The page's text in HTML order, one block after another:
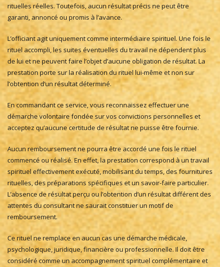
rituelles réelles. Toutefois, aucun résultat précis ne peut être
garanti, annoncé ou promis à l’avance.
L’officiant agit uniquement comme intermédiaire spirituel. Une fois le
rituel accompli, les suites éventuelles du travail ne dépendent plus
de lui et ne peuvent faire l’objet d’aucune obligation de résultat. La
prestation porte sur la réalisation du rituel lui-même et non sur
l’obtention d’un résultat déterminé.
En commandant ce service, vous reconnaissez effectuer une
démarche volontaire fondée sur vos convictions personnelles et
acceptez qu’aucune certitude de résultat ne puisse être fournie.
Aucun remboursement ne pourra être accordé une fois le rituel
commencé ou réalisé. En effet, la prestation correspond à un travail
spirituel effectivement exécuté, mobilisant du temps, des fournitures
rituelles, des préparations spécifiques et un savoir-faire particulier.
L’absence de résultat perçu ou l’obtention d’un résultat différent des
attentes du consultant ne saurait constituer un motif de
remboursement.
Ce rituel ne remplace en aucun cas une démarche médicale,
psychologique, juridique, financière ou professionnelle. Il doit être
considéré comme un accompagnement spirituel complémentaire et